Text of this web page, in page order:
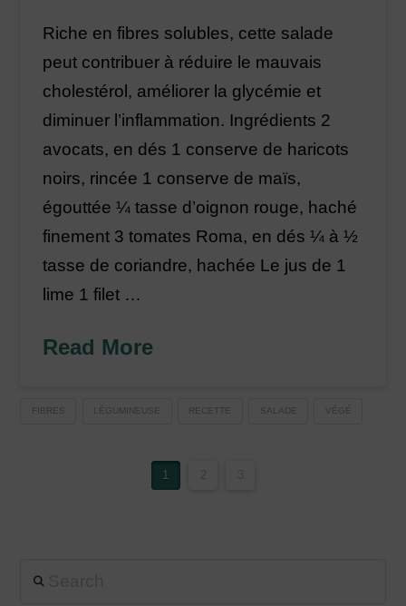
Riche en fibres solubles, cette salade
peut contribuer à réduire le mauvais
cholestérol, améliorer la glycémie et
diminuer l’inflammation. Ingrédients 2
avocats, en dés 1 conserve de haricots
noirs, rincée 1 conserve de maïs,
égouttée ¼ tasse d’oignon rouge, haché
finement 3 tomates Roma, en dés ¼ à ½
tasse de coriandre, hachée Le jus de 1
lime 1 filet …
Read More
FIBRES LÉGUMINEUSE RECETTE SALADE VÉGÉ
1
Search